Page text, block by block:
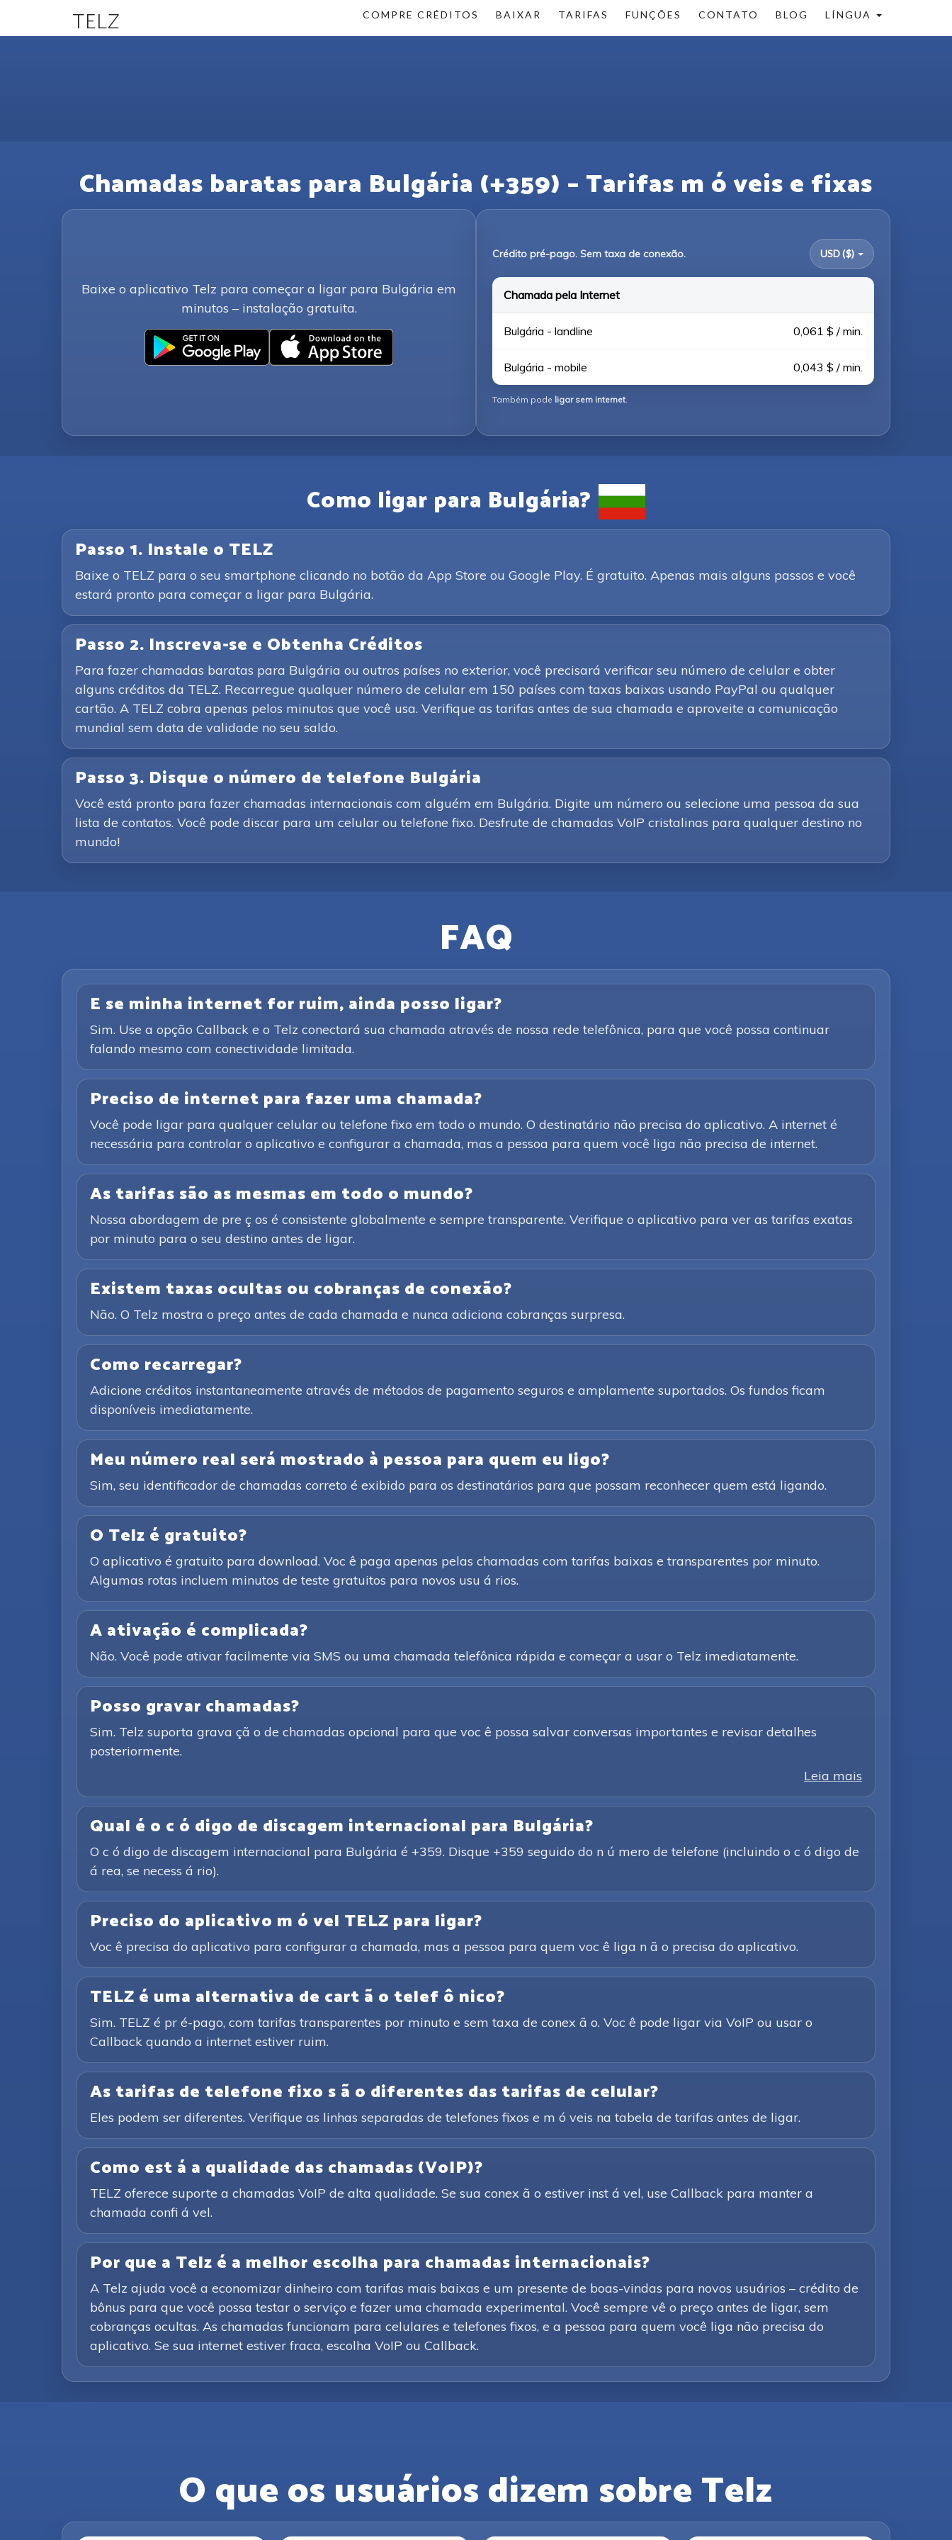
TELZ COMPRE CRÉDITOS BAIXAR TARIFAS FUNÇÕES CONTATO BLOG LÍNGUA
Chamadas baratas para Bulgária (+359) – Tarifas m ó veis e fixas
Baixe o aplicativo Telz para começar a ligar para Bulgária em
minutos – instalação gratuita.
Crédito pré-pago. Sem taxa de conexão. USD ($)
Chamada pela Internet
Bulgária - landline 0,061 $ / min.
Bulgária - mobile 0,043 $ / min.
Também pode ligar sem internet.
Como ligar para Bulgária?
Passo 1. Instale o TELZ
Baixe o TELZ para o seu smartphone clicando no botão da App Store ou Google Play. É gratuito. Apenas mais alguns passos e você
estará pronto para começar a ligar para Bulgária.
Passo 2. Inscreva-se e Obtenha Créditos
Para fazer chamadas baratas para Bulgária ou outros países no exterior, você precisará verificar seu número de celular e obter
alguns créditos da TELZ. Recarregue qualquer número de celular em 150 países com taxas baixas usando PayPal ou qualquer
cartão. A TELZ cobra apenas pelos minutos que você usa. Verifique as tarifas antes de sua chamada e aproveite a comunicação
mundial sem data de validade no seu saldo.
Passo 3. Disque o número de telefone Bulgária
Você está pronto para fazer chamadas internacionais com alguém em Bulgária. Digite um número ou selecione uma pessoa da sua
lista de contatos. Você pode discar para um celular ou telefone fixo. Desfrute de chamadas VoIP cristalinas para qualquer destino no
mundo!
FAQ
E se minha internet for ruim, ainda posso ligar?
Sim. Use a opção Callback e o Telz conectará sua chamada através de nossa rede telefônica, para que você possa continuar
falando mesmo com conectividade limitada.
Preciso de internet para fazer uma chamada?
Você pode ligar para qualquer celular ou telefone fixo em todo o mundo. O destinatário não precisa do aplicativo. A internet é
necessária para controlar o aplicativo e configurar a chamada, mas a pessoa para quem você liga não precisa de internet.
As tarifas são as mesmas em todo o mundo?
Nossa abordagem de pre ç os é consistente globalmente e sempre transparente. Verifique o aplicativo para ver as tarifas exatas
por minuto para o seu destino antes de ligar.
Existem taxas ocultas ou cobranças de conexão?
Não. O Telz mostra o preço antes de cada chamada e nunca adiciona cobranças surpresa.
Como recarregar?
Adicione créditos instantaneamente através de métodos de pagamento seguros e amplamente suportados. Os fundos ficam
disponíveis imediatamente.
Meu número real será mostrado à pessoa para quem eu ligo?
Sim, seu identificador de chamadas correto é exibido para os destinatários para que possam reconhecer quem está ligando.
O Telz é gratuito?
O aplicativo é gratuito para download. Voc ê paga apenas pelas chamadas com tarifas baixas e transparentes por minuto.
Algumas rotas incluem minutos de teste gratuitos para novos usu á rios.
A ativação é complicada?
Não. Você pode ativar facilmente via SMS ou uma chamada telefônica rápida e começar a usar o Telz imediatamente.
Posso gravar chamadas?
Sim. Telz suporta grava çã o de chamadas opcional para que voc ê possa salvar conversas importantes e revisar detalhes
posteriormente.
Leia mais
Qual é o c ó digo de discagem internacional para Bulgária?
O c ó digo de discagem internacional para Bulgária é +359. Disque +359 seguido do n ú mero de telefone (incluindo o c ó digo de
á rea, se necess á rio).
Preciso do aplicativo m ó vel TELZ para ligar?
Voc ê precisa do aplicativo para configurar a chamada, mas a pessoa para quem voc ê liga n ã o precisa do aplicativo.
TELZ é uma alternativa de cart ã o telef ô nico?
Sim. TELZ é pr é-pago, com tarifas transparentes por minuto e sem taxa de conex ã o. Voc ê pode ligar via VoIP ou usar o
Callback quando a internet estiver ruim.
As tarifas de telefone fixo s ã o diferentes das tarifas de celular?
Eles podem ser diferentes. Verifique as linhas separadas de telefones fixos e m ó veis na tabela de tarifas antes de ligar.
Como est á a qualidade das chamadas (VoIP)?
TELZ oferece suporte a chamadas VoIP de alta qualidade. Se sua conex ã o estiver inst á vel, use Callback para manter a
chamada confi á vel.
Por que a Telz é a melhor escolha para chamadas internacionais?
A Telz ajuda você a economizar dinheiro com tarifas mais baixas e um presente de boas-vindas para novos usuários – crédito de
bônus para que você possa testar o serviço e fazer uma chamada experimental. Você sempre vê o preço antes de ligar, sem
cobranças ocultas. As chamadas funcionam para celulares e telefones fixos, e a pessoa para quem você liga não precisa do
aplicativo. Se sua internet estiver fraca, escolha VoIP ou Callback.
O que os usuários dizem sobre Telz